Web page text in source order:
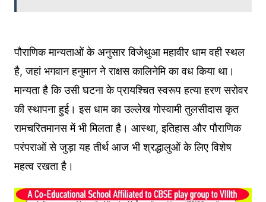
पौराणिक मान्यताओं के अनुसार विजेथुआ महावीर धाम वही स्थल
है, जहां भगवान हनुमान ने राक्षस कालिनेमि का वध किया था।
मान्यता है कि उसी घटना के प्रायश्चित स्वरूप हत्या हरण सरोवर
की स्थापना हुई। इस धाम का उल्लेख गोस्वामी तुलसीदास कृत
रामचरितमानस में भी मिलता है। आस्था, इतिहास और पौराणिक
परंपराओं से जुड़ा यह तीर्थ आज भी श्रद्धालुओं के लिए विशेष
महत्व रखता है।